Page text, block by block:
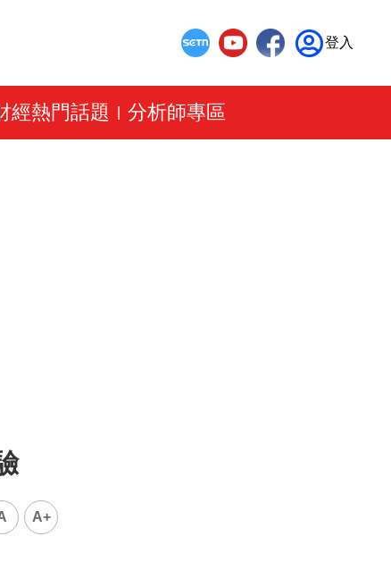
登入
經熱門話題 分析師專區
A+